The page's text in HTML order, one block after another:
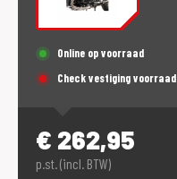
Online op voorraad
Check vestiging voorraad
€ 262,95
p.st. (incl. BTW)